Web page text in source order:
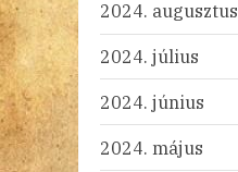
2024. augusztus
2024. július
2024. június
2024. május